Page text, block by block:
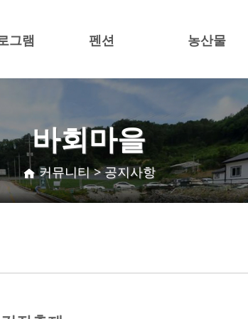
그램 펜션 농산물
바회마을
커뮤니티 > 공지사항